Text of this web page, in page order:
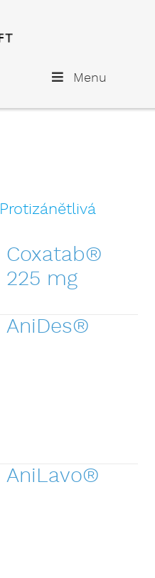
Menu
Protizánětlivá
Coxatab®
225 mg
AniDes®
AniLavo®